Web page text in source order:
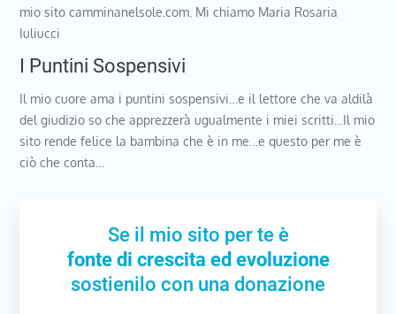
mio sito camminanelsole.com. Mi chiamo Maria Rosaria
Iuliucci
I Puntini Sospensivi
Il mio cuore ama i puntini sospensivi…e il lettore che va aldilà
del giudizio so che apprezzerà ugualmente i miei scritti…Il mio
sito rende felice la bambina che è in me…e questo per me è
ciò che conta…
Se il mio sito per te è
fonte di crescita ed evoluzione
sostienilo con una donazione